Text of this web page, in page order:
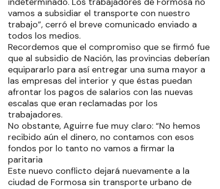
vamos a subsidiar el transporte con nuestro
trabajo”, cerró el breve comunicado enviado a
todos los medios.
Recordemos que el compromiso que se firmó fue
que al subsidio de Nación, las provincias deberían
equipararlo para así entregar una suma mayor a
las empresas del interior y que éstas puedan
afrontar los pagos de salarios con las nuevas
escalas que eran reclamadas por los
trabajadores.
No obstante, Aguirre fue muy claro: “No hemos
recibido aún el dinero, no contamos con esos
fondos por lo tanto no vamos a firmar la
paritaria
Este nuevo conflicto dejará nuevamente a la
ciudad de Formosa sin transporte urbano de